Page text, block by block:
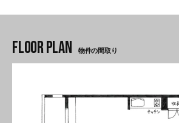
物件の間取り